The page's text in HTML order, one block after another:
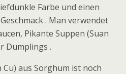
Farbe und einen
. Man verwendet
Pikante Suppen (Suan
Dumplings .
Cu) aus Sorghum ist noch